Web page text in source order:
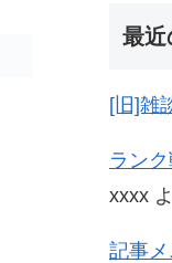
最近
[旧]雑
ラン
xxxx
記事